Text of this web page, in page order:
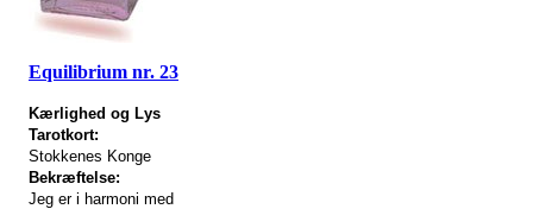
Equilibrium nr. 23
Kærlighed og Lys
Tarotkort:
Stokkenes Konge
Bekræftelse:
Jeg er i harmoni med